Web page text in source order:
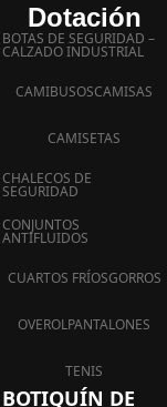
Dotación
BOTAS DE SEGURIDAD –
CALZADO INDUSTRIAL
CAMIBUSOSCAMISAS
CAMISETAS
CHALECOS DE
SEGURIDAD
CONJUNTOS
ANTIFLUIDOS
CUARTOS FRÍOSGORROS
OVEROLPANTALONES
TENIS
BOTIQUÍN DE